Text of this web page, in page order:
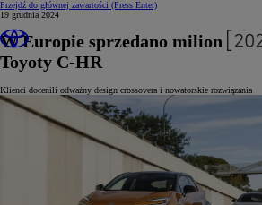
Przejdź do głównej zawartości (Press Enter)
19 grudnia 2024
W Europie sprzedano milion
Toyoty C-HR
Klienci docenili odważny design crossovera i nowatorskie rozwiązania